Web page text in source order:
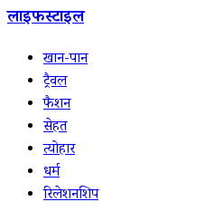
लाइफस्टाइल
खान-पान
ट्रैवल
फैशन
सेहत
त्योहार
धर्म
रिलेशनशिप